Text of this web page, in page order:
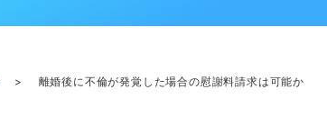
離婚後に不倫が発覚した場合の慰謝料請求は可能か